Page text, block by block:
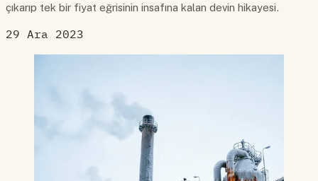
çıkarıp tek bir fiyat eğrisinin insafına kalan devin hikayesi.
29 Ara 2023